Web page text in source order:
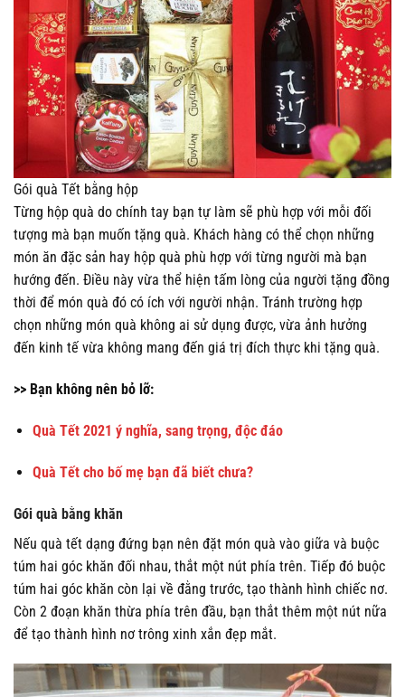
Gói quà Tết bằng hộp
Từng hộp quà do chính tay bạn tự làm sẽ phù hợp với mỗi đối
tượng mà bạn muốn tặng quà. Khách hàng có thể chọn những
món ăn đặc sản hay hộp quà phù hợp với từng người mà bạn
hướng đến. Điều này vừa thể hiện tấm lòng của người tặng đồng
thời để món quà đó có ích với người nhận. Tránh trường hợp
chọn những món quà không ai sử dụng được, vừa ảnh hưởng
đến kinh tế vừa không mang đến giá trị đích thực khi tặng quà.
>> Bạn không nên bỏ lỡ:
Quà Tết 2021 ý nghĩa, sang trọng, độc đáo
Quà Tết cho bố mẹ bạn đã biết chưa?
Gói quà bằng khăn
Nếu quà tết dạng đứng bạn nên đặt món quà vào giữa và buộc
túm hai góc khăn đối nhau, thắt một nút phía trên. Tiếp đó buộc
túm hai góc khăn còn lại về đằng trước, tạo thành hình chiếc nơ.
Còn 2 đoạn khăn thừa phía trên đầu, bạn thắt thêm một nút nữa
để tạo thành hình nơ trông xinh xắn đẹp mắt.